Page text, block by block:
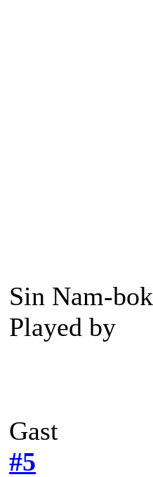
Sin Nam-bok
Played by
Gast
#5